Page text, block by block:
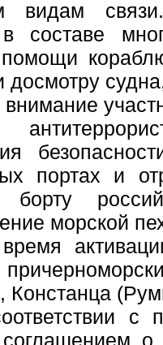
видам
составе
досмотру
портах и
морской
активации
Констанца
с
о